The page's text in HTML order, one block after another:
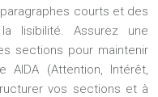
courts et des
lisibilité. Assurez une
sections pour maintenir
AIDA (Attention, Intérêt,
vos sections et à